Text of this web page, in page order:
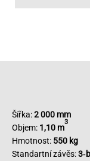
Šířka:2 000 mm
Objem: 1,10 m
3
Hmotnost: 550 kg
Standartní závěs: